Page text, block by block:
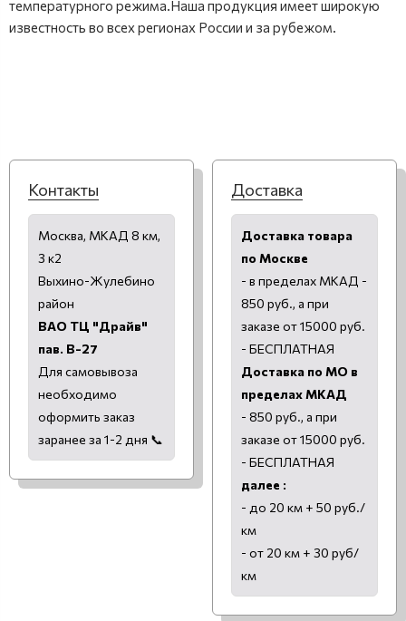
температурного режима.Наша продукция имеет широкую
известность во всех регионах России и за рубежом.
Контакты
Москва, МКАД 8 км,
3 к2
Выхино-Жулебино
район
ВАО ТЦ "Драйв"
пав. В-27
Для самовывоза
необходимо
оформить заказ
заранее за 1-2 дня 📞
Доставка
Доставка товара
по Москве
- в пределах МКАД -
850 руб., а при
заказе от 15000 руб.
- БЕСПЛАТНАЯ
Доставка по МО в
пределах МКАД
- 850 руб., а при
заказе от 15000 руб.
- БЕСПЛАТНАЯ
далее :
- до 20 км + 50 руб./
км
- от 20 км + 30 руб/
км